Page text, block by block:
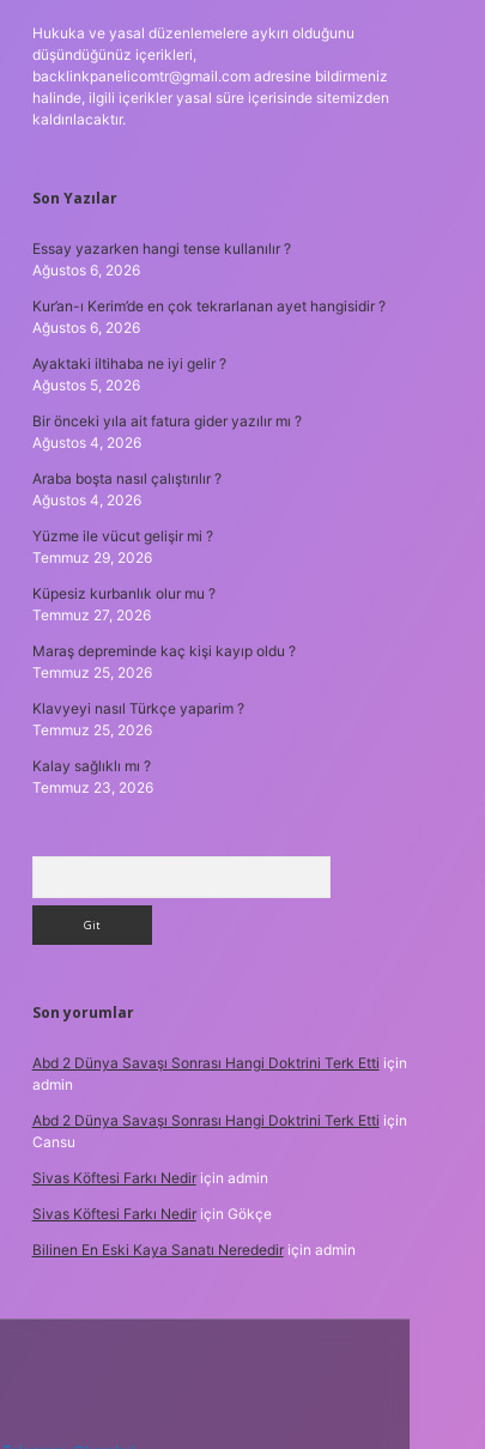
Hukuka ve yasal düzenlemelere aykırı olduğunu
düşündüğünüz içerikleri,
backlinkpanelicomtr@gmail.comadresine bildirmeniz
halinde, ilgili içerikler yasal süre içerisinde sitemizden
kaldırılacaktır.
Son Yazılar
Essay yazarken hangi tense kullanılır ?
Ağustos 6, 2026
Kur’an-ı Kerim’de en çok tekrarlanan ayet hangisidir ?
Ağustos 6, 2026
Ayaktaki iltihaba ne iyi gelir ?
Ağustos 5, 2026
Bir önceki yıla ait fatura gider yazılır mı ?
Ağustos 4, 2026
Araba boşta nasıl çalıştırılır ?
Ağustos 4, 2026
Yüzme ile vücut gelişir mi ?
Temmuz 29, 2026
Küpesiz kurbanlık olur mu ?
Temmuz 27, 2026
Maraş depreminde kaç kişi kayıp oldu ?
Temmuz 25, 2026
Klavyeyi nasıl Türkçe yaparim ?
Temmuz 25, 2026
Kalay sağlıklı mı ?
Temmuz 23, 2026
Son yorumlar
Abd 2 Dünya Savaşı Sonrası Hangi Doktrini Terk Etti için
admin
Abd 2 Dünya Savaşı Sonrası Hangi Doktrini Terk Etti için
Cansu
Sivas Köftesi Farkı Nediriçin admin
Sivas Köftesi Farkı Nediriçin Gökçe
Bilinen En Eski Kaya Sanatı Neredediriçin admin